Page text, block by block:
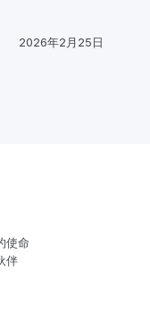
2026年2月25日
使命
伴